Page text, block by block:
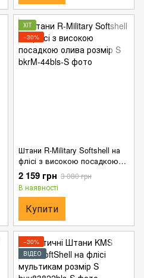
ХІТ
−30%
Штани R-Military Softshell на
флісі з високою посадкою
олива розмір S
2 159 грн 3 080 грн
В наявності
Купити
−30%
ВІДЕО